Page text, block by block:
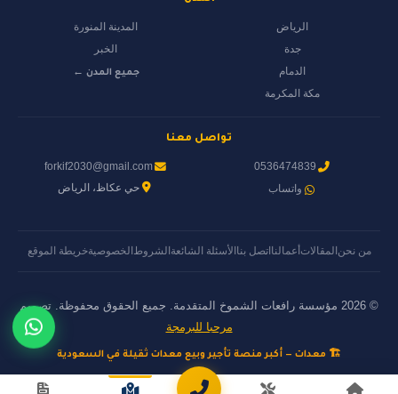
الرياض
جدة
الدمام
مكة المكرمة
المدينة المنورة
الخبر
جميع المدن ←
تواصل معنا
0536474839
واتساب
forkif2030@gmail.com
حي عكاظ، الرياض
من نحنالمقالات أعمالنااتصل بناالأسئلة الشائعةالشروط الخصوصيةخريطة الموقع
© 2026 مؤسسة رافعات الشموخ المتقدمة. جميع الحقوق محفوظة. تصميم
مرحبا للبرمجة
🏗️ معدات — أكبر منصة تأجير وبيع معدات ثقيلة في السعودية